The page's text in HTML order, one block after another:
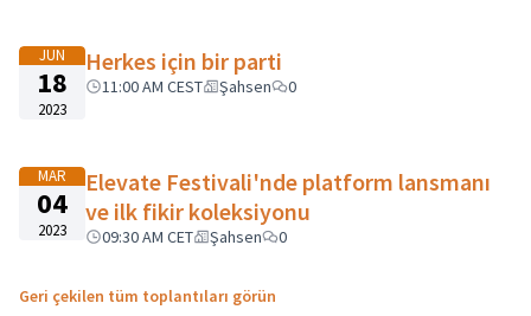
JUN
18
2023
Herkes için bir parti
11:00 AM CEST Şahsen 0
MAR
04
2023
Elevate Festivali'nde platform lansmanı
ve ilk fikir koleksiyonu
09:30 AM CET Şahsen 0
Geri çekilen tüm toplantıları görün